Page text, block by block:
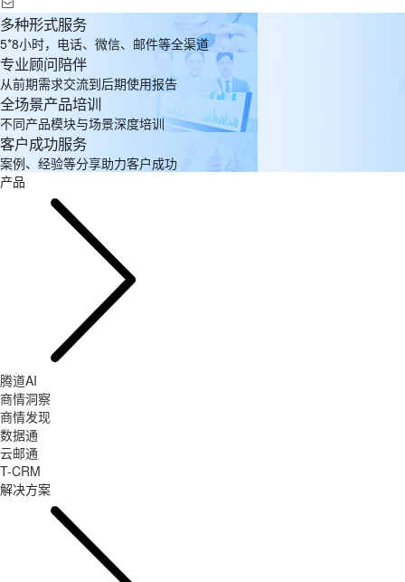
多种形式服务
5*8小时，电话、微信、邮件等全渠道
专业顾问陪伴
从前期需求交流到后期使用报告
全场景产品培训
不同产品模块与场景深度培训
客户成功服务
案例、经验等分享助力客户成功
产品
腾道AI
商情洞察
商情发现
数据通
云邮通
T-CRM
解决方案